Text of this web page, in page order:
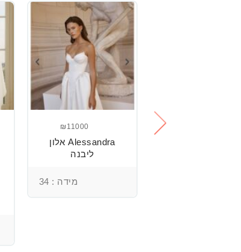
₪11000
Alessandra אלון
ליבנה
מידה : 34